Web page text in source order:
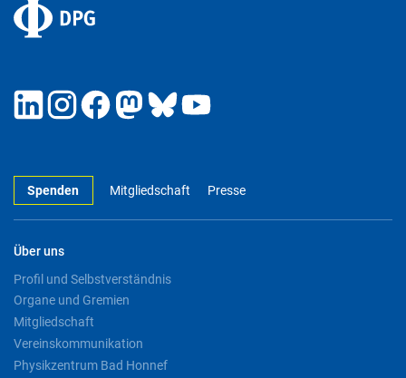
Spenden Mitgliedschaft Presse
Über uns
Profil und Selbstverständnis
Organe und Gremien
Mitgliedschaft
Vereinskommunikation
Physikzentrum Bad Honnef